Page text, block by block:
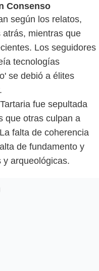
Consenso
según los relatos,
mientras que
Los seguidores
tecnologías
se debió a élites
fue sepultada
que otras culpan a
falta de coherencia
de fundamento y
y arqueológicas.